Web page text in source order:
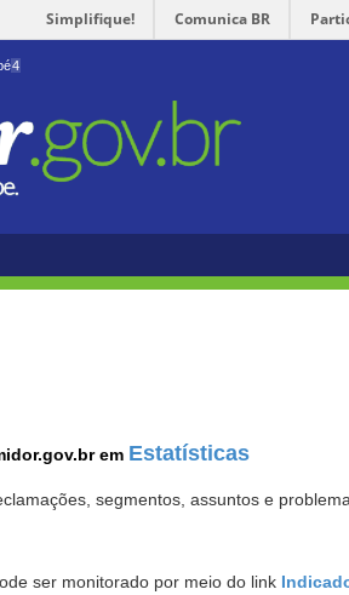
Simplifique! Comunica BR
4
em Estatísticas
segmentos, assuntos e
ser monitorado por meio do link